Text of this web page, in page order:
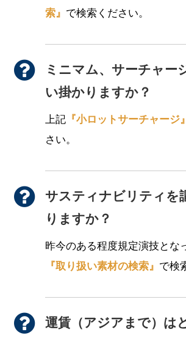
索』 で検索ください。
ミニマム、サーチャー
い掛かりますか？
上記 『小ロットサーチャージ』
さい。
サスティナビリティを
りますか？
昨今のある程度規定演技とな
『取り扱い素材の検索』 で検
運賃（アジアまで）は